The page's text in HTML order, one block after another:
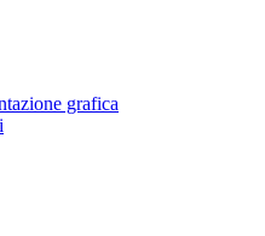
grafica